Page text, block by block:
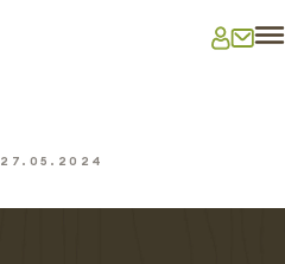
27.05.2024